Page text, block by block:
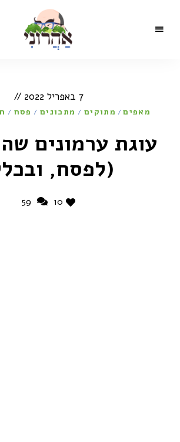
הקולינריה
של השף
אהרוני
טלוויזיה
של
ישראל
7 באפריל 2022
מאפים/ מתוקים / מתכונים / פסח /
עוגת ערמונים
(לפסח,
10